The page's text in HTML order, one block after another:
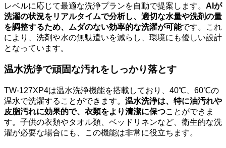
レベルに応じて最適な洗浄プランを自動で提案します。 AIが
洗濯の状況をリアルタイムで分析し、適切な水量や洗剤の量
を調整するため、ムダのない効率的な洗濯が可能です。これ
により、洗剤や水の無駄遣いを減らし、環境にも優しい設計
となっています。
温水洗浄で頑固な汚れをしっかり落とす
TW-127XP4は温水洗浄機能を搭載しており、40℃、60℃の
温水で洗濯することができます。 温水洗浄は、特に油汚れや
皮脂汚れに効果的で、衣類をより清潔に保つことができま
す。子供の衣類やタオル類、ベッドリネンなど、衛生的な洗
濯が必要な場合にも、この機能は非常に役立ちます。